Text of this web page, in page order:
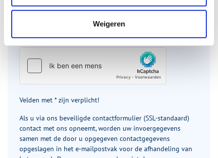
Weigeren
Velden met * zijn verplicht!
Als u via ons beveiligde contactformulier (SSL-standaard)
contact met ons opneemt, worden uw invoergegevens
samen met de door u opgegeven contactgegevens
opgeslagen in het e‑mailpostvak voor de afhandeling van